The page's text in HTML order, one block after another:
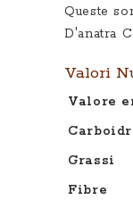
Queste
D'anatra
Valori
Valore
Grassi
Fibre